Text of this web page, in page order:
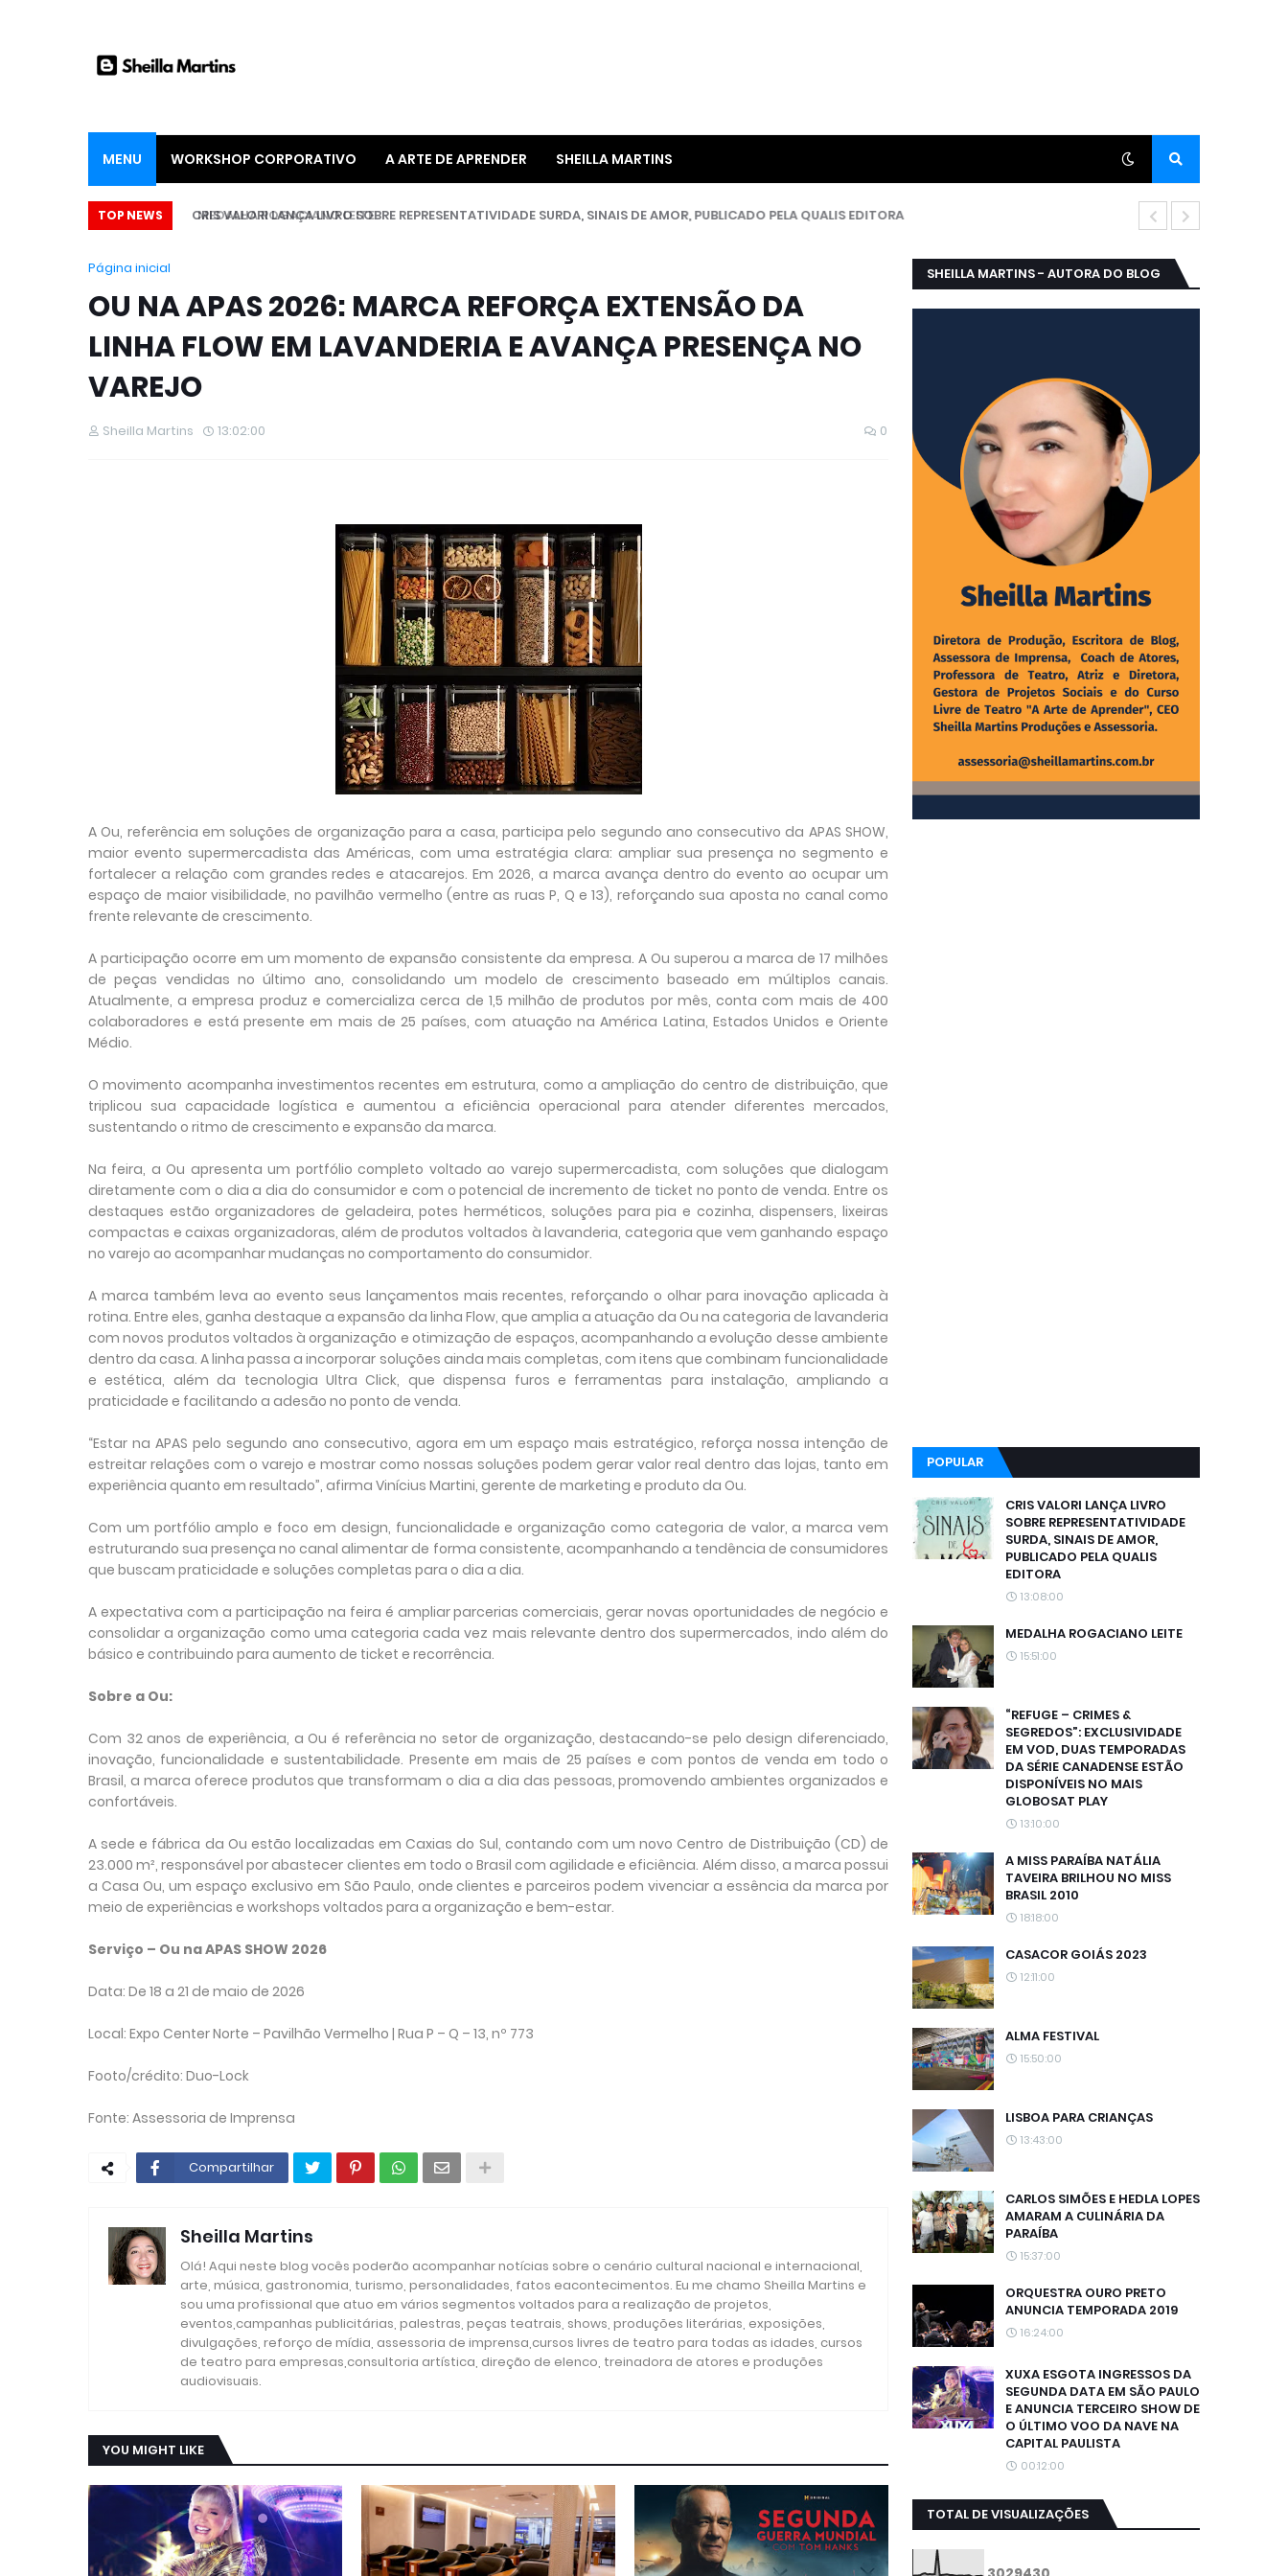
MENU WORKSHOP CORPORATIVO A ARTE DE APRENDER SHEILLA MARTINS
TOP NEWS MEDALHA ROGACIANO LEITE
Página inicial
OU NA APAS 2026: MARCA REFORÇA EXTENSÃO DA
LINHA FLOW EM LAVANDERIA E AVANÇA PRESENÇA NO
VAREJO
Sheilla Martins 13:02:00 0
A Ou, referência em soluções de organização para a casa, participa pelo segundo ano consecutivo da APAS SHOW,
maior evento supermercadista das Américas, com uma estratégia clara: ampliar sua presença no segmento e
fortalecer a relação com grandes redes e atacarejos. Em 2026, a marca avança dentro do evento ao ocupar um
espaço de maior visibilidade, no pavilhão vermelho (entre as ruas P, Q e 13), reforçando sua aposta no canal como
frente relevante de crescimento.
A participação ocorre em um momento de expansão consistente da empresa. A Ou superou a marca de 17 milhões
de peças vendidas no último ano, consolidando um modelo de crescimento baseado em múltiplos canais.
Atualmente, a empresa produz e comercializa cerca de 1,5 milhão de produtos por mês, conta com mais de 400
colaboradores e está presente em mais de 25 países, com atuação na América Latina, Estados Unidos e Oriente
Médio.
O movimento acompanha investimentos recentes em estrutura, como a ampliação do centro de distribuição, que
triplicou sua capacidade logística e aumentou a eficiência operacional para atender diferentes mercados,
sustentando o ritmo de crescimento e expansão da marca.
Na feira, a Ou apresenta um portfólio completo voltado ao varejo supermercadista, com soluções que dialogam
diretamente com o dia a dia do consumidor e com o potencial de incremento de ticket no ponto de venda. Entre os
destaques estão organizadores de geladeira, potes herméticos, soluções para pia e cozinha, dispensers, lixeiras
compactas e caixas organizadoras, além de produtos voltados à lavanderia, categoria que vem ganhando espaço
no varejo ao acompanhar mudanças no comportamento do consumidor.
A marca também leva ao evento seus lançamentos mais recentes, reforçando o olhar para inovação aplicada à
rotina. Entre eles, ganha destaque a expansão da linha Flow, que amplia a atuação da Ou na categoria de lavanderia
com novos produtos voltados à organização e otimização de espaços, acompanhando a evolução desse ambiente
dentro da casa. A linha passa a incorporar soluções ainda mais completas, com itens que combinam funcionalidade
e estética, além da tecnologia Ultra Click, que dispensa furos e ferramentas para instalação, ampliando a
praticidade e facilitando a adesão no ponto de venda.
“Estar na APAS pelo segundo ano consecutivo, agora em um espaço mais estratégico, reforça nossa intenção de
estreitar relações com o varejo e mostrar como nossas soluções podem gerar valor real dentro das lojas, tanto em
experiência quanto em resultado”, afirma Vinícius Martini, gerente de marketing e produto da Ou.
Com um portfólio amplo e foco em design, funcionalidade e organização como categoria de valor, a marca vem
estruturando sua presença no canal alimentar de forma consistente, acompanhando a tendência de consumidores
que buscam praticidade e soluções completas para o dia a dia.
A expectativa com a participação na feira é ampliar parcerias comerciais, gerar novas oportunidades de negócio e
consolidar a organização como uma categoria cada vez mais relevante dentro dos supermercados, indo além do
básico e contribuindo para aumento de ticket e recorrência.
Sobre a Ou:
Com 32 anos de experiência, a Ou é referência no setor de organização, destacando-se pelo design diferenciado,
inovação, funcionalidade e sustentabilidade. Presente em mais de 25 países e com pontos de venda em todo o
Brasil, a marca oferece produtos que transformam o dia a dia das pessoas, promovendo ambientes organizados e
confortáveis.
A sede e fábrica da Ou estão localizadas em Caxias do Sul, contando com um novo Centro de Distribuição (CD) de
23.000 m², responsável por abastecer clientes em todo o Brasil com agilidade e eficiência. Além disso, a marca possui
a Casa Ou, um espaço exclusivo em São Paulo, onde clientes e parceiros podem vivenciar a essência da marca por
meio de experiências e workshops voltados para a organização e bem-estar.
Serviço – Ou na APAS SHOW 2026
Data: De 18 a 21 de maio de 2026
Local: Expo Center Norte – Pavilhão Vermelho | Rua P – Q – 13, nº 773
Footo/crédito: Duo-Lock
Fonte: Assessoria de Imprensa
Compartilhar
Sheilla Martins
Olá! Aqui neste blog vocês poderão acompanhar notícias sobre o cenário cultural nacional e internacional,
arte, música, gastronomia, turismo, personalidades, fatos eacontecimentos. Eu me chamo Sheilla Martins e
sou uma profissional que atuo em vários segmentos voltados para a realização de projetos,
eventos,campanhas publicitárias, palestras, peças teatrais, shows, produções literárias, exposições,
divulgações, reforço de mídia, assessoria de imprensa,cursos livres de teatro para todas as idades, cursos
de teatro para empresas,consultoria artística, direção de elenco, treinadora de atores e produções
audiovisuais.
YOU MIGHT LIKE
SHEILLA MARTINS - AUTORA DO BLOG
POPULAR
CRIS VALORI LANÇA LIVRO
SOBRE REPRESENTATIVIDADE
SURDA, SINAIS DE AMOR,
PUBLICADO PELA QUALIS
EDITORA
13:08:00
MEDALHA ROGACIANO LEITE
15:51:00
“REFUGE – CRIMES &
SEGREDOS”: EXCLUSIVIDADE
EM VOD, DUAS TEMPORADAS
DA SÉRIE CANADENSE ESTÃO
DISPONÍVEIS NO MAIS
GLOBOSAT PLAY
13:10:00
A MISS PARAÍBA NATÁLIA
TAVEIRA BRILHOU NO MISS
BRASIL 2010
18:18:00
CASACOR GOIÁS 2023
12:11:00
ALMA FESTIVAL
15:50:00
LISBOA PARA CRIANÇAS
13:43:00
CARLOS SIMÕES E HEDLA LOPES
AMARAM A CULINÁRIA DA
PARAÍBA
15:37:00
ORQUESTRA OURO PRETO
ANUNCIA TEMPORADA 2019
16:24:00
XUXA ESGOTA INGRESSOS DA
SEGUNDA DATA EM SÃO PAULO
E ANUNCIA TERCEIRO SHOW DE
O ÚLTIMO VOO DA NAVE NA
CAPITAL PAULISTA
00:12:00
TOTAL DE VISUALIZAÇÕES